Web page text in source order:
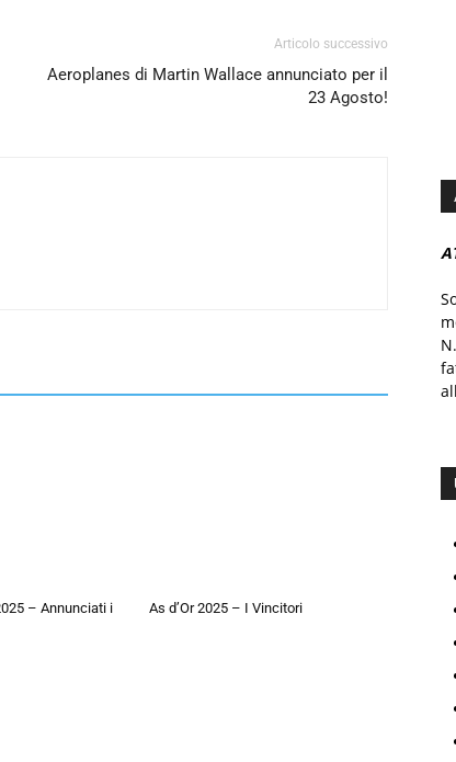
Articolo successivo
Aeroplanes di Martin Wallace annunciato per il
23 Agosto!
– Annunciati i
As d’Or 2025 – I Vincitori